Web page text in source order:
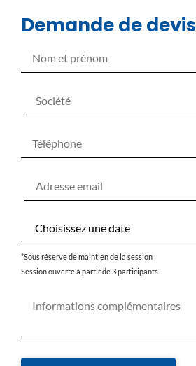
Demande de devis
*Sous réserve de maintien de la session
Session ouverte à partir de 3 participants